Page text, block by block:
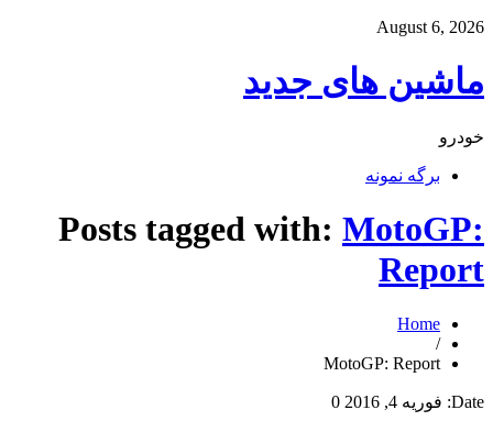
August 6, 2026
ماشین های جدید
خودرو
برگه نمونه
Posts tagged with: MotoGP:
Report
Home
/
MotoGP: Report
Date: فوریه 4, 2016 0